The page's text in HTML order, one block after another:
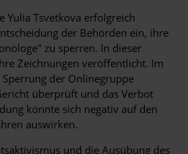
Yulia Tsvetkova erfolgreich
der Behörden ein, ihre
zu sperren. In dieser
Zeichnungen veröffentlicht. Im
der Onlinegruppe
überprüft und das Verbot
könnte sich negativ auf den
auswirken.
und die Ausübung des